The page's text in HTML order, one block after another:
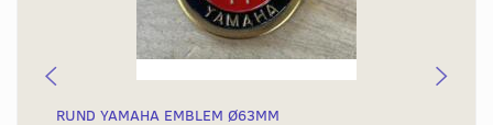
RUND YAMAHA EMBLEM Ø63MM